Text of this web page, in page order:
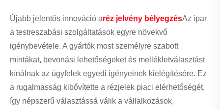
Újabb jelentős innováció aréz jelvény bélyegzésAz ipar
a testreszabási szolgáltatások egyre növekvő
igénybevétele. A gyártók most személyre szabott
mintákat, bevonási lehetőségeket és mellékletválasztást
kínálnak az ügyfelek egyedi igényeinek kielégítésére. Ez
a rugalmasság kibővítette a rézjelek piaci elérhetőségét,
így népszerű választássá válik a vállalkozások,